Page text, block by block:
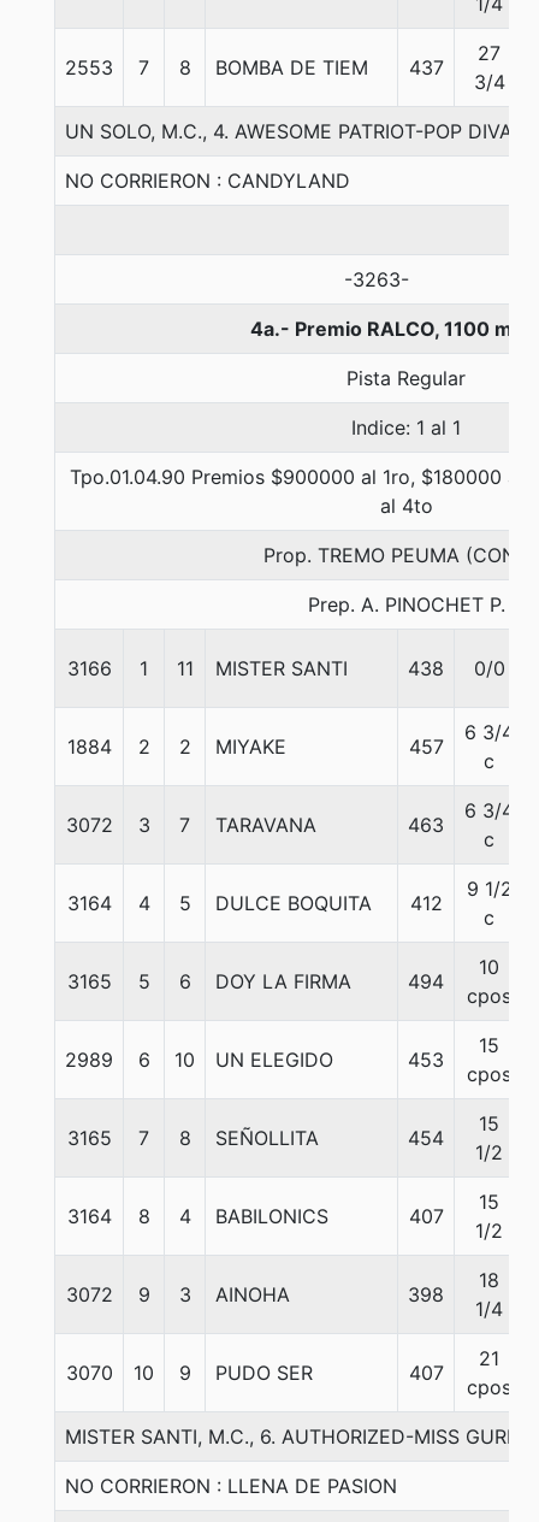
2553 7 8 BOMBA DE TIEM 437
27
3/4
UN SOLO, M.C., 4. AWESOME PATRIOT-POP DIVA-
NO CORRIERON : CANDYLAND
-3263-
4a.- Premio RALCO, 1100
Pista Regular
Indice: 1 al 1
Tpo.01.04.90 Premios $900000 al 1ro, $180000 al
al 4to
Prop. TREMO PEUMA
Prep. A. PINOCHET P.
3166 1 11 MISTER SANTI 438 0/0
1884 2 2 MIYAKE 457
6 3/4
c
3072 3 7 TARAVANA 463
6 3/4
c
3164 4 5 DULCE BOQUITA 412
9 1/2
c
3165 5 6 DOY LA FIRMA 494
10
cpos
2989 6 10 UN ELEGIDO 453
15
cpos
3165 7 8 SEÑOLLITA 454
15
1/2
3164 8 4 BABILONICS 407
15
1/2
3072 9 3 AINOHA 398
18
1/4
3070 10 9 PUDO SER 407
21
cpos
MISTER SANTI, M.C., 6. AUTHORIZED-MISS GURI-
NO CORRIERON : LLENA DE PASION